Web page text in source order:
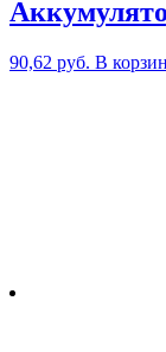
90,62 руб. В